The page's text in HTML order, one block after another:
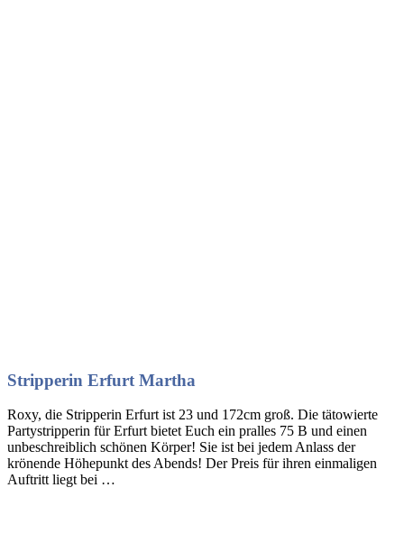
Stripperin Erfurt Martha
Roxy, die Stripperin Erfurt ist 23 und 172cm groß. Die tätowierte
Partystripperin für Erfurt bietet Euch ein pralles 75 B und einen
unbeschreiblich schönen Körper! Sie ist bei jedem Anlass der
krönende Höhepunkt des Abends! Der Preis für ihren einmaligen
Auftritt liegt bei …